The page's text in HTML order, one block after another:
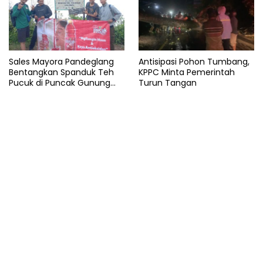
Sales Mayora Pandeglang
Bentangkan Spanduk Teh
Pucuk di Puncak Gunung
Antisipasi Pohon Tumbang,
KPPC Minta Pemerintah
Turun Tangan